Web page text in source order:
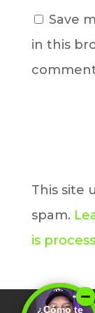
Save
in this
This site
spam.
is
¿Cómo te
¿Cómo te